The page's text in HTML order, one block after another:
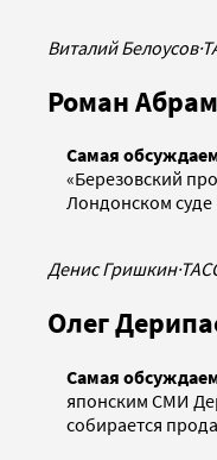
Виталий Белоусов·
Роман
Самая
«Березовский
Лондонском суде
Денис Гришкин·
Олег
Самая
японским СМИ
собирается